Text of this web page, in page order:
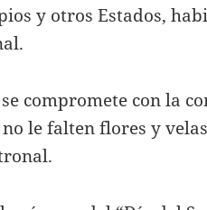
y otros Estados,
compromete con la
le falten flores y